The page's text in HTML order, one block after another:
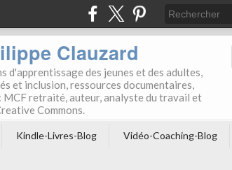
Clauzard
d'apprentissage des jeunes et des adultes,
et inclusion, ressources documentaires,
retraité, auteur, analyste du travail et
Commons.
Kindle-Livres-Blog Vidéo-Coaching-Blog